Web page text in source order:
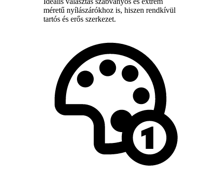
méretű nyílászárókhoz is, hiszen rendkívül
tartós és erős szerkezet.